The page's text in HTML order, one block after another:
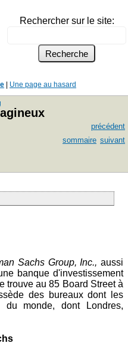
Rechercher sur le site:
Une page au hasard
précédent
sommaire suivant
Sachs Group, Inc., aussi
banque d'investissement
trouve au 85 Board Street à
des bureaux dont les
du monde, dont Londres,